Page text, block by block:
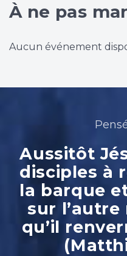
À ne pas
Aucun événement
Aussitôt
disciples à
la barque
sur
qu’il